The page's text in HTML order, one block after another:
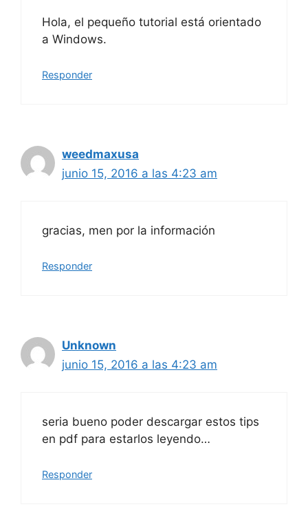
Hola, el pequeño tutorial está orientado
a Windows.
Responder
weedmaxusa
junio 15, 2016 a las 4:23 am
gracias, men por la información
Responder
Unknown
junio 15, 2016 a las 4:23 am
seria bueno poder descargar estos tips
en pdf para estarlos leyendo…
Responder